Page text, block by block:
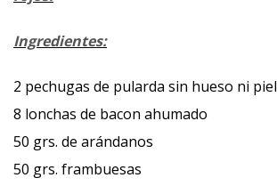
Ingredientes:
2 pechugas de pularda sin hueso ni piel
8 lonchas de bacon ahumado
50 grs. de arándanos
50 grs. frambuesas